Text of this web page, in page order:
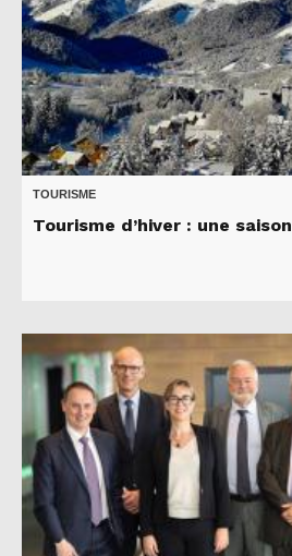
TOURISME
Tourisme d’hiver : une